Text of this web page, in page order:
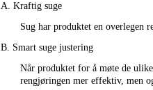
A. Kraftig suge
Sug har produktet en overlegen
B. Smart suge justering
Når produktet for å møte de
rengjøringen mer effektiv, men